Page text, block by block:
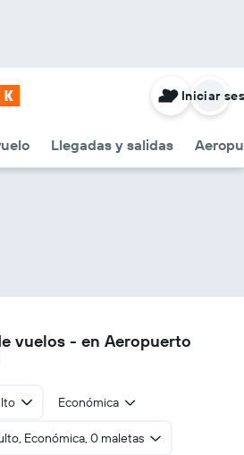
Llegadas y salidas
Iniciar
vuelos - en Aeropuerto
Económica
Económica, 0 maletas